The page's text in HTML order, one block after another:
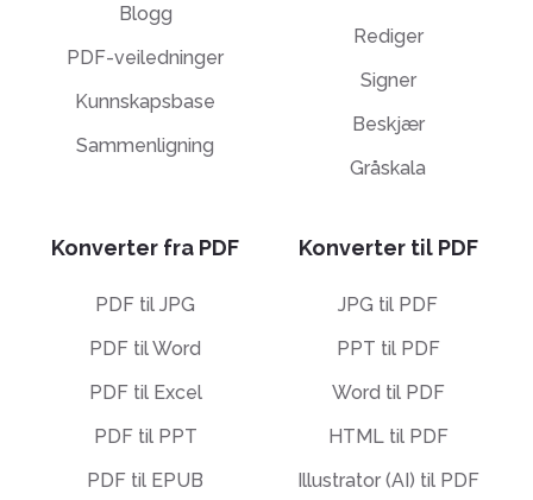
Blogg
PDF-veiledninger
Kunnskapsbase
Sammenligning
Rediger
Signer
Beskjær
Gråskala
Konverter fra PDF
PDF til JPG
PDF til Word
PDF til Excel
PDF til PPT
PDF til EPUB
Konverter til PDF
JPG til PDF
PPT til PDF
Word til PDF
HTML til PDF
Illustrator (AI) til PDF